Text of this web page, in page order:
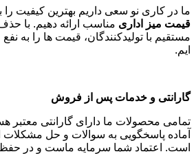
ما در کاری نو سعی داریم بهترین کیفیت را
قیمت میز اداری مناسب ارائه دهیم. با
مستقیم با تولیدکنندگان، قیمت ها را به
ایم.
گارانتی و خدمات پس از فروش
تمامی محصولات ما دارای گارانتی معتبر
آماده پاسخگویی به سوالات و حل مشکلات
است. اعتماد شما سرمایه ماست و در